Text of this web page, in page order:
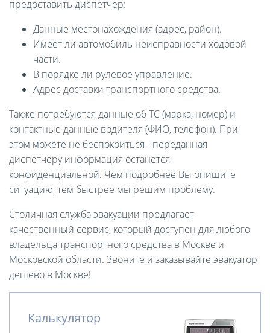
предоставить диспетчер:
Данные местонахождения (адрес, район).
Имеет ли автомобиль неисправности ходовой
части.
В порядке ли рулевое управление.
Адрес доставки транспортного средства.
Также потребуются данные об ТС (марка, номер) и
контактные данные водителя (ФИО, телефон). При
этом можете не беспокоиться - переданная
диспетчеру информация останется
конфиденциальной. Чем подробнее Вы опишите
ситуацию, тем быстрее мы решим проблему.
Столичная служба эвакуации предлагает
качественный сервис, который доступен для любого
владельца транспортного средства в Москве и
Московской области. Звоните и заказывайте эвакуатор
дешево в Москве!
Калькулятор